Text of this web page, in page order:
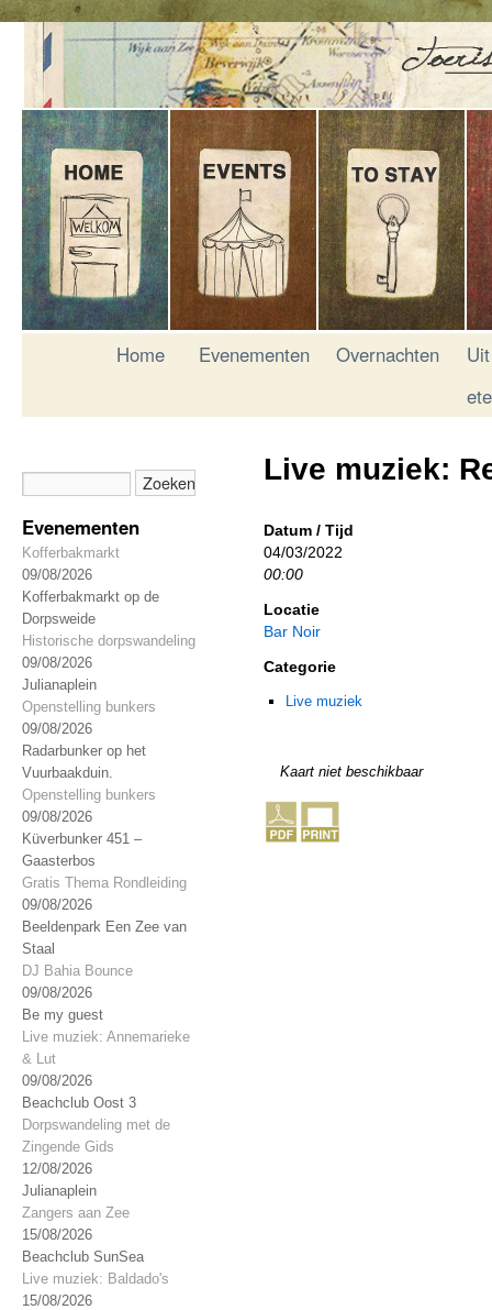
Home Evenementen Overnachten
Uit
Evenementen
Kofferbakmarkt
09/08/2026
Kofferbakmarkt op de
Dorpsweide
Historische dorpswandeling
09/08/2026
Julianaplein
Openstelling bunkers
09/08/2026
Radarbunker op het
Vuurbaakduin.
Openstelling bunkers
09/08/2026
Küverbunker 451 –
Gaasterbos
Gratis Thema Rondleiding
09/08/2026
Beeldenpark Een Zee van
Staal
DJ Bahia Bounce
09/08/2026
Be my guest
Live muziek: Annemarieke
& Lut
09/08/2026
Beachclub Oost 3
Dorpswandeling met de
Zingende Gids
12/08/2026
Julianaplein
Zangers aan Zee
15/08/2026
Beachclub SunSea
Live muziek: Baldado's
15/08/2026
Live muziek:
Datum / Tijd
04/03/2022
00:00
Locatie
Bar Noir
Categorie
Live muziek
Kaart niet beschikbaar